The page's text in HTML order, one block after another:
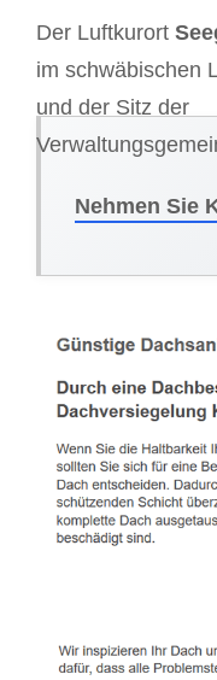
Der Luftkurort
im schwäbischen
und der Sitz der
Nehmen Sie